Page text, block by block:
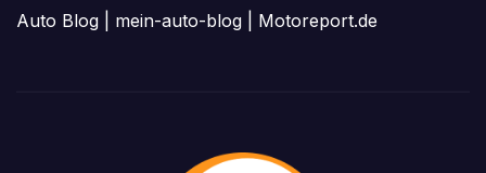
Auto Blog
mein-auto-blog Motoreport.de